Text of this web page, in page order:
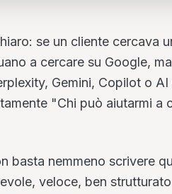
se un cliente cercava
a cercare su Google,
Gemini, Copilot o
"Chi può aiutarmi a
basta nemmeno scrivere
veloce, ben